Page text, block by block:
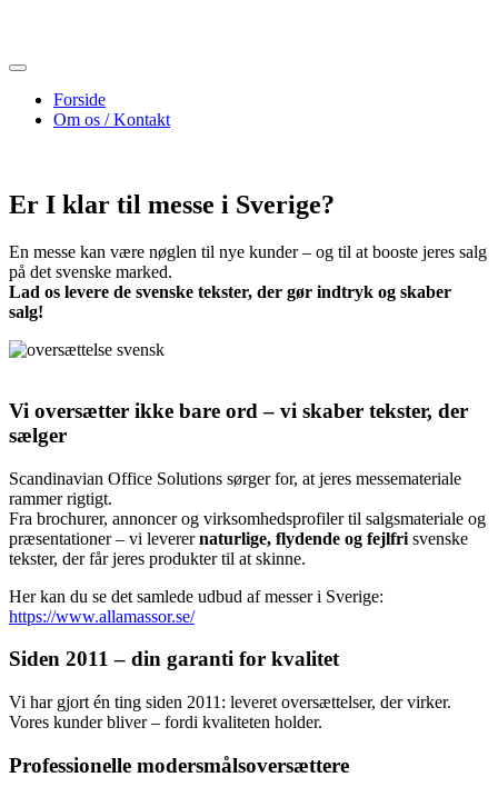
Forside
Om os / Kontakt
Er I klar til messe i Sverige?
En messe kan være nøglen til nye kunder – og til at booste jeres salg
på det svenske marked.
Lad os levere de svenske tekster, der gør indtryk og skaber
salg!
Vi oversætter ikke bare ord – vi skaber tekster, der
sælger
Scandinavian Office Solutions sørger for, at jeres messemateriale
rammer rigtigt.
Fra brochurer, annoncer og virksomhedsprofiler til salgsmateriale og
præsentationer – vi leverernaturlige, flydende og fejlfri svenske
tekster, der får jeres produkter til at skinne.
Her kan du se det samlede udbud af messer i Sverige:
https://www.allamassor.se/
Siden 2011 – din garanti for kvalitet
Vi har gjort én ting siden 2011: leveret oversættelser, der virker.
Vores kunder bliver – fordi kvaliteten holder.
Professionelle modersmålsoversættere